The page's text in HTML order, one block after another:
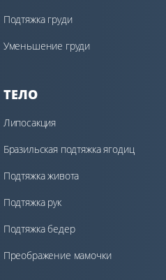
Подтяжка груди
Уменьшение груди
ТЕЛО
Липосакция
Бразильская подтяжка ягодиц
Подтяжка живота
Подтяжка рук
Подтяжка бедер
Преображение мамочки